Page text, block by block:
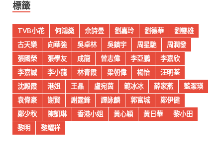
標籤
TVB小花 何鴻燊 佘詩曼 劉嘉玲 劉德華
劉鑾雄
古天樂
向華強 吳卓林 吳鎮宇 周星馳
周潤發
張國榮
張學友 成龍 曾志偉 李亞鵬
李嘉欣
李嘉誠
李小龍 林青霞 梁朝偉 楊怡
汪明荃
沈殿霞
港姐 王晶 盧宛茵 範冰冰 薛家燕
藍潔瑛
袁偉豪
謝賢 謝霆鋒 譚詠麟 郭富城
鄭伊健
鄭少秋
陳凱琳 香港小姐 黃心穎 黃日華
黎小田
黎明
黎耀祥